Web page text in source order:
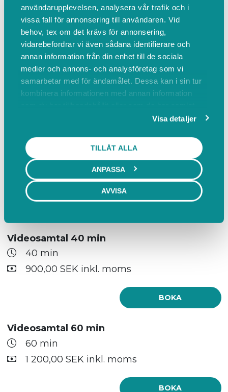
användarupplevelsen, analysera vår trafik och i
vissa fall för annonsering till användaren. Vid
behov, tex om det krävs för annonsering,
vidarebefordrar vi även sådana identifierare och
annan information från din enhet till de sociala
medier och annons- och analysföretag som vi
samarbetar med för ändamålet. Dessa kan i sin tur
kombinera informationen med annan information
Visa detaljer
TILLÅT ALLA
ANPASSA
AVVISA
Boka Om oss
Boka
Psykologsamtal
Ej angivet
Ange bokningsnummer som du fick i
bekräftelsemail från Benifex vid betalning.
Videosamtal 40 min
40 min
900,00 SEK inkl. moms
BOKA
Videosamtal 60 min
60 min
1 200,00 SEK inkl. moms
BOKA